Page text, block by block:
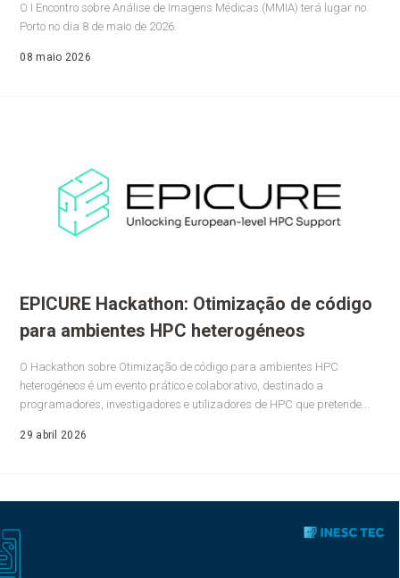
O I Encontro sobre Análise de Imagens Médicas (MMIA) terá lugar no
Porto no dia 8 de maio de 2026.
08 maio 2026
EPICURE Hackathon: Otimização de código
para ambientes HPC heterogéneos
O Hackathon sobre Otimização de código para ambientes HPC
heterogéneos é um evento prático e colaborativo, destinado a
programadores, investigadores e utilizadores de HPC que pretende...
29 abril 2026